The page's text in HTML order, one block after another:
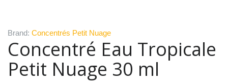
Brand: Concentrés Petit Nuage
Concentré Eau Tropicale
Petit Nuage 30 ml